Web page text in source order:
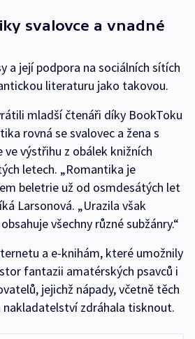
svalovce a vnadné
a její podpora na sociálních sítích
literaturu jako takovou.
mladší čtenáři díky BookToku
rovná se svalovec a žena s
výstřihu z obálek knižních
letech. „Romantika je
beletrie už od osmdesátých let
Larsonová. „Urazila však
všechny různé subžánry.“
a e-knihám, které umožnily
fantazii amatérských psavců i
jejichž nápady, včetně těch
nakladatelství zdráhala tisknout.